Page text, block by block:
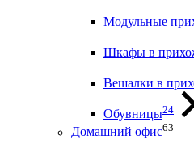
Модульные
Шкафы в
Вешалки в
Обувницы24
Домашний офис63